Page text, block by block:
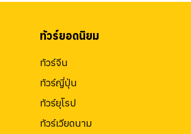
ทัวร์ยอดนิยม
ทัวร์จีน
ทัวร์ญี่ปุ่น
ทัวร์ยุโรป
ทัวร์เวียดนาม